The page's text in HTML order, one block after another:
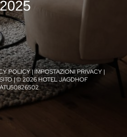
jSPA
POLICY|IMPOSTAZIONI PRIVACY |
|© 2026 HOTEL JAGDHOF